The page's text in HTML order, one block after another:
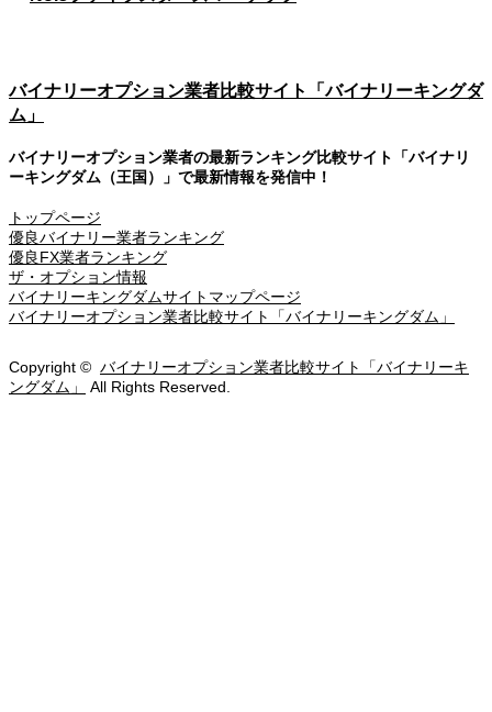
バイナリーオプション業者比較サイト「バイナリーキングダ
ム」
バイナリーオプション業者の最新ランキング比較サイト「バイナリ
ーキングダム（王国）」で最新情報を発信中！
トップページ
優良バイナリー業者ランキング
優良FX業者ランキング
ザ・オプション情報
バイナリーキングダムサイトマップページ
バイナリーオプション業者比較サイト「バイナリーキングダム」
Copyright © バイナリーオプション業者比較サイト「バイナリーキ
ングダム」
All Rights Reserved.